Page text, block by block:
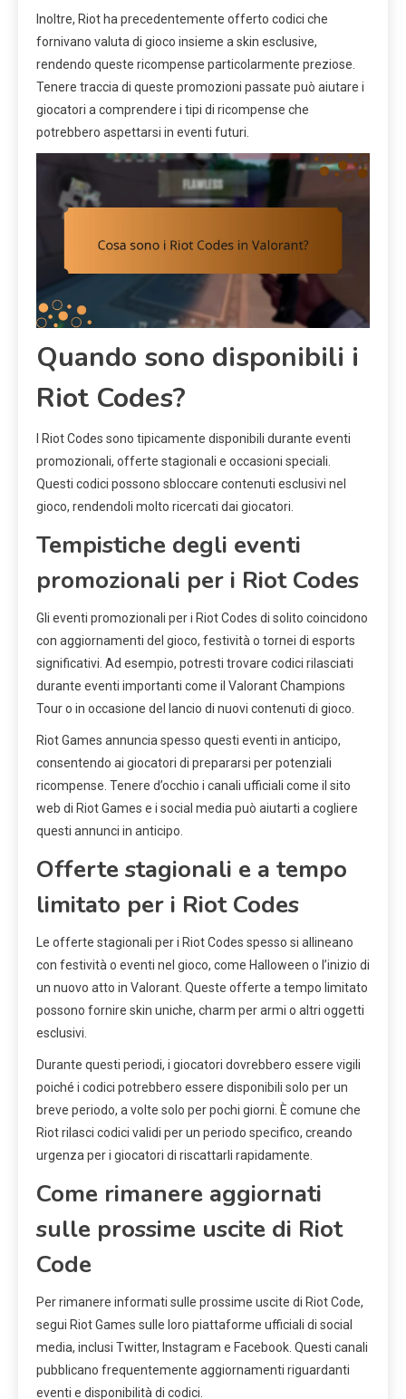
Inoltre, Riot ha precedentemente offerto codici che
fornivano valuta di gioco insieme a skin esclusive,
rendendo queste ricompense particolarmente preziose.
Tenere traccia di queste promozioni passate può aiutare i
giocatori a comprendere i tipi di ricompense che
potrebbero aspettarsi in eventi futuri.
Quando sono disponibili i
Riot Codes?
I Riot Codes sono tipicamente disponibili durante eventi
promozionali, offerte stagionali e occasioni speciali.
Questi codici possono sbloccare contenuti esclusivi nel
gioco, rendendoli molto ricercati dai giocatori.
Tempistiche degli eventi
promozionali per i Riot Codes
Gli eventi promozionali per i Riot Codes di solito coincidono
con aggiornamenti del gioco, festività o tornei di esports
significativi. Ad esempio, potresti trovare codici rilasciati
durante eventi importanti come il Valorant Champions
Tour o in occasione del lancio di nuovi contenuti di gioco.
Riot Games annuncia spesso questi eventi in anticipo,
consentendo ai giocatori di prepararsi per potenziali
ricompense. Tenere d’occhio i canali ufficiali come il sito
web di Riot Games e i social media può aiutarti a cogliere
questi annunci in anticipo.
Offerte stagionali e a tempo
limitato per i Riot Codes
Le offerte stagionali per i Riot Codes spesso si allineano
con festività o eventi nel gioco, come Halloween o l’inizio di
un nuovo atto in Valorant. Queste offerte a tempo limitato
possono fornire skin uniche, charm per armi o altri oggetti
esclusivi.
Durante questi periodi, i giocatori dovrebbero essere vigili
poiché i codici potrebbero essere disponibili solo per un
breve periodo, a volte solo per pochi giorni. È comune che
Riot rilasci codici validi per un periodo specifico, creando
urgenza per i giocatori di riscattarli rapidamente.
Come rimanere aggiornati
sulle prossime uscite di Riot
Code
Per rimanere informati sulle prossime uscite di Riot Code,
segui Riot Games sulle loro piattaforme ufficiali di social
media, inclusi Twitter, Instagram e Facebook. Questi canali
pubblicano frequentemente aggiornamenti riguardanti
eventi e disponibilità di codici.